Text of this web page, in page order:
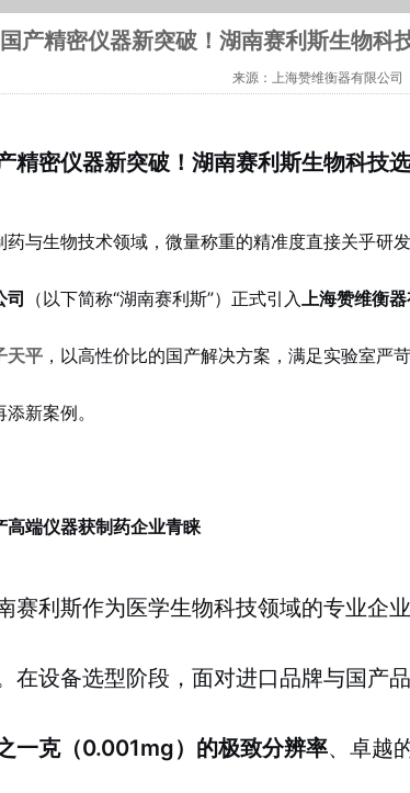
国产精密仪器新突破！湖南赛利斯生物科
来源： 上海赞维衡器有限公司
精密仪器新突破！湖南赛利斯生物科技
药与生物技术领域，微量称重的精准度直接关乎研
司 （以下简称“湖南赛利斯”）正式引入上海赞维衡器
天平 ，以高性价比的国产解决方案，满足实验室严
添新案例。
高端仪器获制药企业青睐
赛利斯作为医学生物科技领域的专业企
在设备选型阶段，面对进口品牌与国产
一克（0.001mg）的极致分辨率、卓越